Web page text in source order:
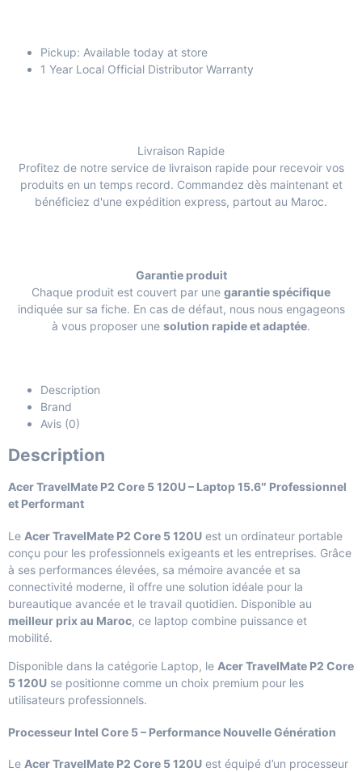
Pickup: Available today at store
1 Year Local Official Distributor Warranty
Livraison Rapide
Profitez de notre service de livraison rapide pour recevoir vos
produits en un temps record. Commandez dès maintenant et
bénéficiez d'une expédition express, partout au Maroc.
Garantie produit
Chaque produit est couvert par une garantie spécifique
indiquée sur sa fiche. En cas de défaut, nous nous engageons
à vous proposer une solution rapide et adaptée.
Description
Brand
Avis (0)
Description
Acer TravelMate P2 Core 5 120U – Laptop 15.6″ Professionnel
et Performant
Le Acer TravelMate P2 Core 5 120U est un ordinateur portable
conçu pour les professionnels exigeants et les entreprises. Grâce
à ses performances élevées, sa mémoire avancée et sa
connectivité moderne, il offre une solution idéale pour la
bureautique avancée et le travail quotidien. Disponible au
meilleur prix au Maroc, ce laptop combine puissance et
mobilité.
Disponible dans la catégorie Laptop, le Acer TravelMate P2 Core
5 120U se positionne comme un choix premium pour les
utilisateurs professionnels.
Processeur Intel Core 5 – Performance Nouvelle Génération
Le Acer TravelMate P2 Core 5 120U est équipé d’un processeur